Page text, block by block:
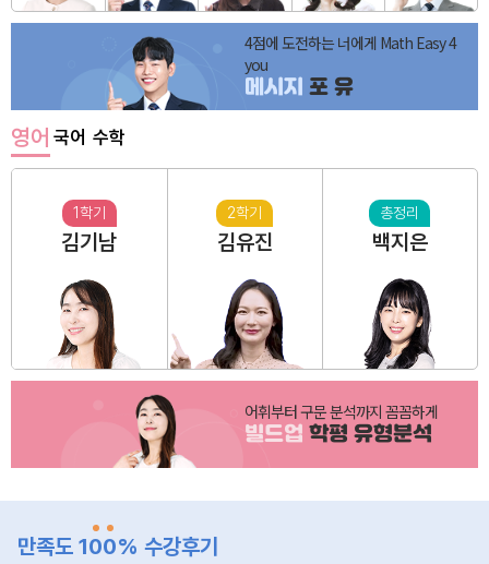
4점에 도전하는 너에게 Math Easy 4
you
메시지 포 유
영어 국어 수학
1학기
김기남
2학기
김유진
총정리
백지은
어휘부터 구문 분석까지 꼼꼼하게
빌드업 학평 유형분석
만족도 100% 수강후기